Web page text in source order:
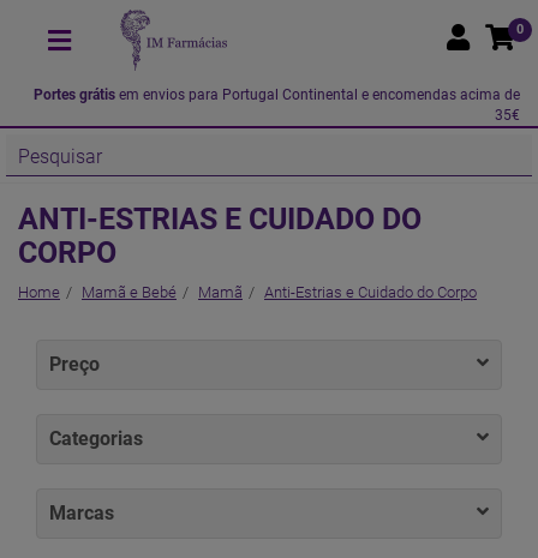
0
Portes grátis em envios para Portugal Continental e encomendas acima de
35€
ANTI-ESTRIAS E CUIDADO DO
CORPO
Home Mamã e Bebé Mamã Anti-Estrias e Cuidado do Corpo
Preço
Categorias
Marcas